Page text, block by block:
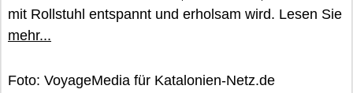
mit Rollstuhl entspannt und erholsam wird. Lesen Sie
mehr...
Foto: VoyageMedia für Katalonien-Netz.de